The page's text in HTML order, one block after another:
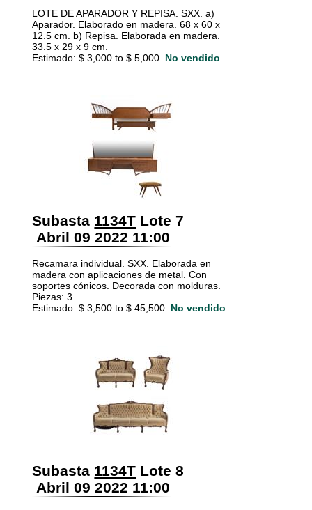
LOTE DE APARADOR Y REPISA. SXX. a)
Aparador. Elaborado en madera. 68 x 60 x
12.5 cm. b) Repisa. Elaborada en madera.
33.5 x 29 x 9 cm.
Estimado: $ 3,000 to $ 5,000. No vendido
Subasta 1134T Lote 7
Abril 09 2022 11:00
Recamara individual. SXX. Elaborada en
madera con aplicaciones de metal. Con
soportes cónicos. Decorada con molduras.
Piezas: 3
Estimado: $ 3,500 to $ 45,500. No vendido
Subasta 1134T Lote 8
Abril 09 2022 11:00